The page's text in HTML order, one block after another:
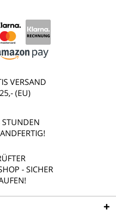
VERSAND
(EU)
- SICHER